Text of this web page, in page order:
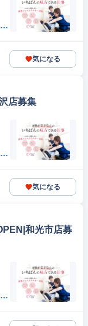
気になる
店募集
気になる
和光市店募